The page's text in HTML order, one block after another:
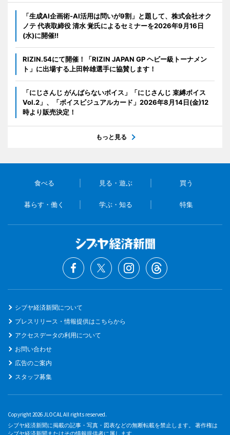
「生成AI企画術-AI活用は問いが9割」と題して、株式会社オク
ノテ 代表取締役 清水 覚氏によるセミナーを2026年9月16日
(水)に開催!!
RIZIN.54にて開催！「RIZIN JAPAN GP ヘビー級トーナメン
ト」に出場する上田幹雄選手に協賛します！
「にじさんじ がんばらないボイス」「にじさんじ 束縛ボイス
Vol.2」、「ボイスビジュアルカード」2026年8月14日(金)12
時より販売決定！
もっと見る
食べる 見る・遊ぶ 買う
暮らす・働く 学ぶ・知る 特集
シブヤ経済新聞について
プレスリリース・情報提供はこちらから
アクセスデータの利用について
お問い合わせ
広告のご案内
スタッフ募集
Copyright 2026 JLOCAL All rights reserved.
シブヤ経済新聞に掲載の記事・写真・図表などの無断転載を禁止します。 著作権は
シブヤ経済新聞またはその情報提供者に属します。